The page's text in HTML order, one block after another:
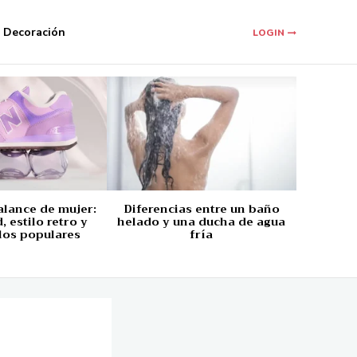
LOGIN
de mujer:
estilo retro y
populares
Diferencias entre un baño
helado y una ducha de agua
fría